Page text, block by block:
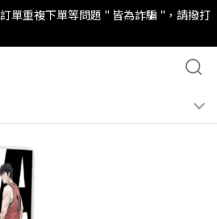
重複下單等問題 " 皆為詐騙 "，請撥打